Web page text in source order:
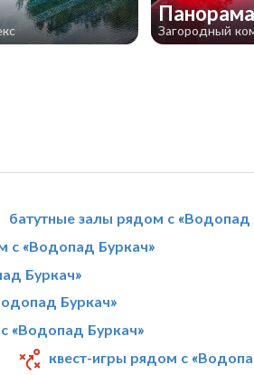
Загородный
батутные залы рядом с «Водопад
«Водопад Буркач»
Буркач»
Буркач»
«Водопад Буркач»
квест-игры рядом с